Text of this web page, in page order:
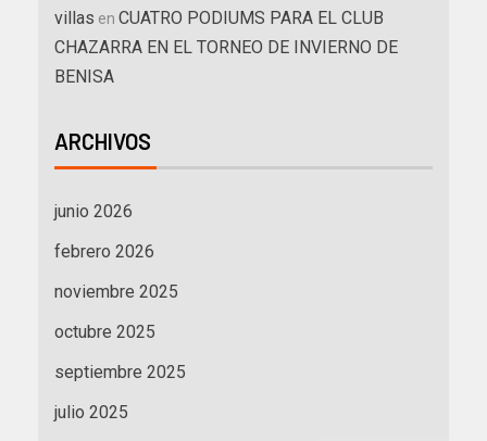
villas en CUATRO PODIUMS PARA EL CLUB
CHAZARRA EN EL TORNEO DE INVIERNO DE
BENISA
ARCHIVOS
junio 2026
febrero 2026
noviembre 2025
octubre 2025
septiembre 2025
julio 2025